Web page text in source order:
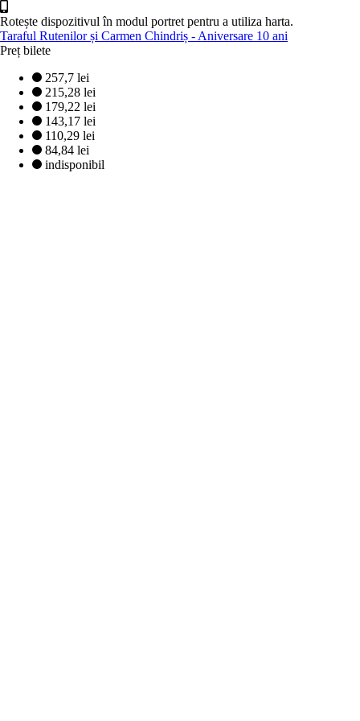
Rotește dispozitivul în modul portret pentru a utiliza harta.
Taraful Rutenilor și Carmen Chindriș - Aniversare 10 ani
Preț bilete
257,7 lei
215,28 lei
179,22 lei
143,17 lei
110,29 lei
84,84 lei
indisponibil